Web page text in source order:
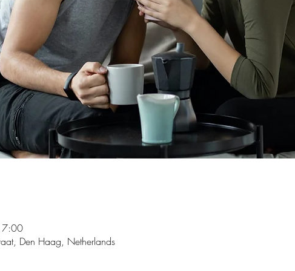
Den Haag, Netherlands